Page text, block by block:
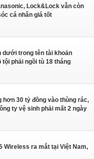
Lock&Lock vẫn còn
cá nhân giá tốt
dưới trong tên tài khoản
phải ngồi tù 18 tháng
30 tỷ đồng vào thùng rác,
ty vệ sinh phải mất 2 ngày
Wireless ra mắt tại Việt Nam,